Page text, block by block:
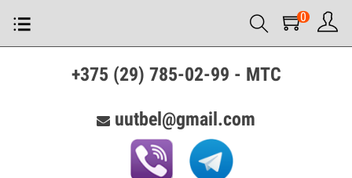
0
+375 (29) 785-02-99 - МТС
uutbel@gmail.com